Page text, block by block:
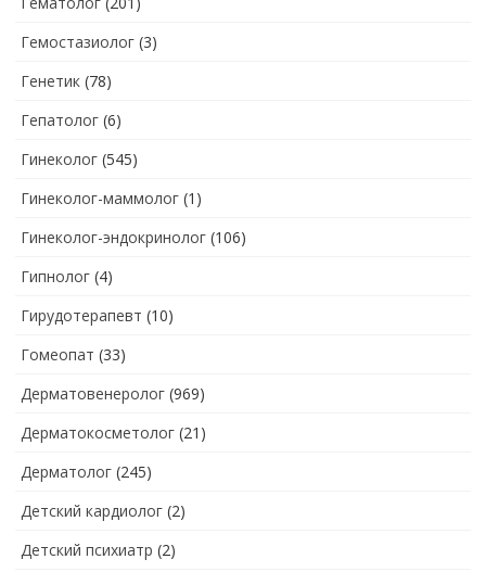
Гемостазиолог (3)
Генетик (78)
Гепатолог (6)
Гинеколог (545)
Гинеколог-маммолог (1)
Гинеколог-эндокринолог (106)
Гипнолог (4)
Гирудотерапевт (10)
Гомеопат (33)
Дерматовенеролог (969)
Дерматокосметолог (21)
Дерматолог (245)
Детский кардиолог (2)
Детский психиатр (2)